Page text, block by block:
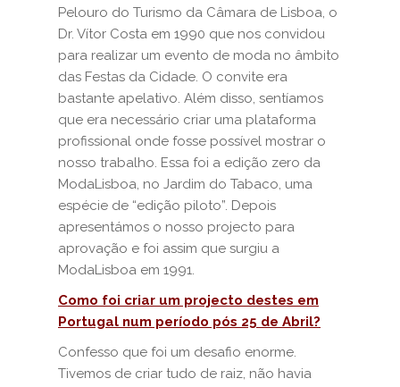
Pelouro do Turismo da Câmara de Lisboa, o
Dr. Vítor Costa em 1990 que nos convidou
para realizar um evento de moda no âmbito
das Festas da Cidade. O convite era
bastante apelativo. Além disso, sentíamos
que era necessário criar uma plataforma
profissional onde fosse possível mostrar o
nosso trabalho. Essa foi a edição zero da
ModaLisboa, no Jardim do Tabaco, uma
espécie de “edição piloto”. Depois
apresentámos o nosso projecto para
aprovação e foi assim que surgiu a
ModaLisboa em 1991.
Como foi criar um projecto destes em
Portugal num período pós 25 de Abril?
Confesso que foi um desafio enorme.
Tivemos de criar tudo de raiz, não havia